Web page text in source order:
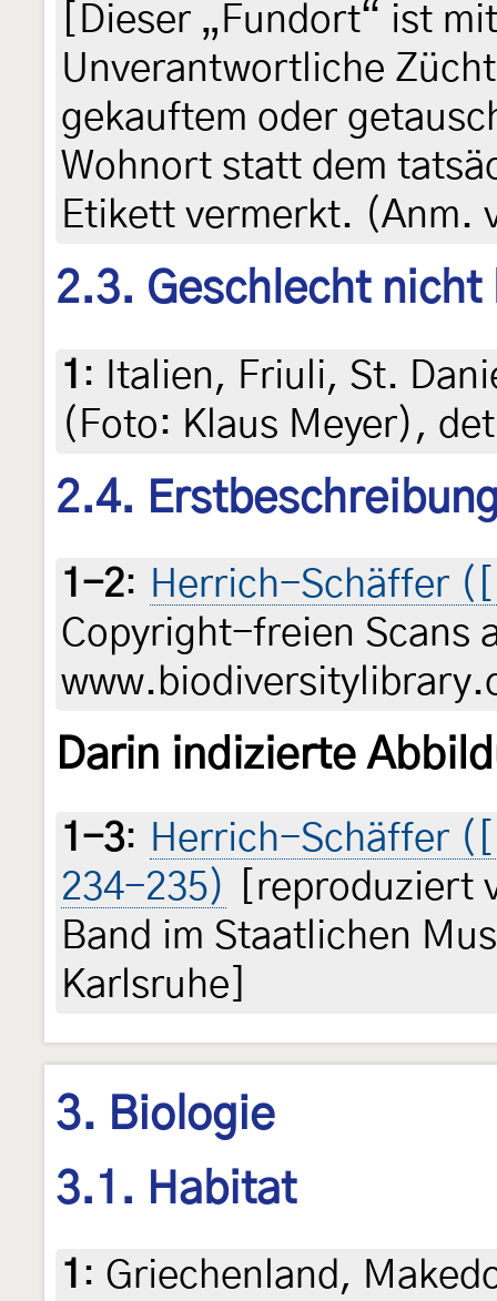
[Dieser „Fundort“ ist
Unverantwortliche
gekauftem oder
Wohnort statt dem
Etikett vermerkt. (Anm.
2.3. Geschlecht nicht
1 :
Italien, Friuli, St.
(Foto: Klaus Meyer),
2.4.
1-2: Herrich-Schäffer
Copyright-freien Scans
Darin indizierte
1-3: Herrich-Schäffer
234-235)
[reproduziert
Band im Staatlichen
Karlsruhe]
3. Biologie
3.1. Habitat
1 : Griechenland,